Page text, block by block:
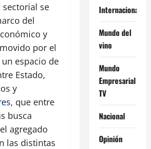
sectorial se
del
y
por el
espacio de
Estado,
y
, que entre
busca
agregado
las distintas
Internacional
Mundo del
vino
Mundo
Empresarial
TV
Nacional
Opinión